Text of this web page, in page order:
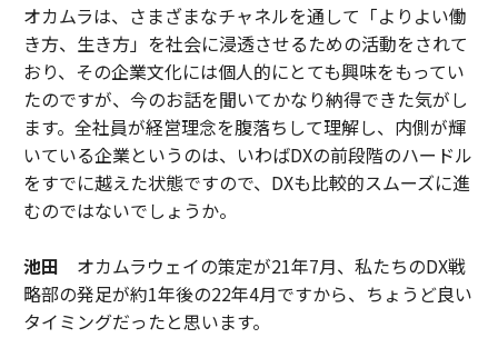
オカムラは、さまざまなチャネルを通して「よりよい働
き方、生き方」を社会に浸透させるための活動をされて
おり、その企業文化には個人的にとても興味をもってい
たのですが、今のお話を聞いてかなり納得できた気がし
ます。全社員が経営理念を腹落ちして理解し、内側が輝
いている企業というのは、いわばDXの前段階のハードル
をすでに越えた状態ですので、DXも比較的スムーズに進
むのではないでしょうか。
池田 オカムラウェイの策定が21年7月、私たちのDX戦
略部の発足が約1年後の22年4月ですから、ちょうど良い
タイミングだったと思います。